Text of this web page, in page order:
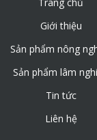
Sạp tre có thể tái sử
với các loại vật liệu
nhẹ, dễ dàng
Điều khoản sử
sách bảo hành
thức Mua hàng và
Tuyển dụng
THÔNG TIN